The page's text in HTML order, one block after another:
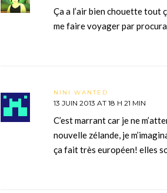
Ça a l’air bien chouette tout
me faire voyager par
NINI WANTED
13 JUIN 2013 AT 18 H 21 MIN
C’est marrant car je ne
nouvelle zélande, je
ça fait très européen! elles